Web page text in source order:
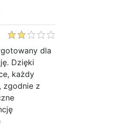
dla
Dzięki
każdy
zgodnie z